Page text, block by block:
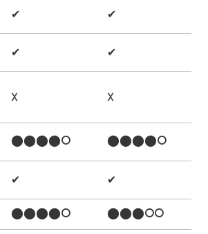
✔ ✔
✔ ✔
X X
⬤⬤⬤⬤⭘ ⬤⬤⬤⬤⭘
✔ ✔
⬤⬤⬤⬤⭘ ⬤⬤⬤⭘⭘